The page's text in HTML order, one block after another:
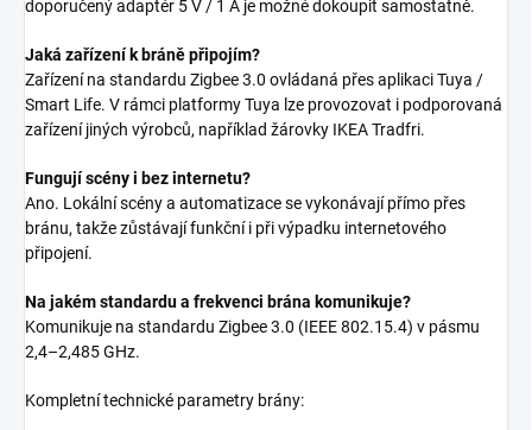
doporučený adaptér 5 V / 1 A je možné dokoupit samostatně.
Jaká zařízení k bráně připojím?
Zařízení na standardu Zigbee 3.0 ovládaná přes aplikaci Tuya /
Smart Life. V rámci platformy Tuya lze provozovat i podporovaná
zařízení jiných výrobců, například žárovky IKEA Tradfri.
Fungují scény i bez internetu?
Ano. Lokální scény a automatizace se vykonávají přímo přes
bránu, takže zůstávají funkční i při výpadku internetového
připojení.
Na jakém standardu a frekvenci brána komunikuje?
Komunikuje na standardu Zigbee 3.0 (IEEE 802.15.4) v pásmu
2,4–2,485 GHz.
Kompletní technické parametry brány: